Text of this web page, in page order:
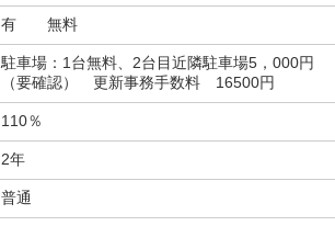
有 無料
駐車場：1台無料、2台目近隣駐車場5，000円
（要確認） 更新事務手数料 16500円
110％
2年
普通